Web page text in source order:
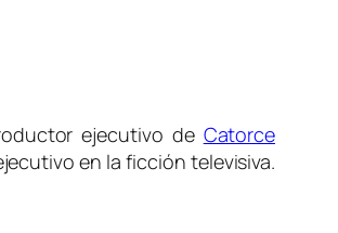
ejecutivo de Catorce
en la ficción televisiva.